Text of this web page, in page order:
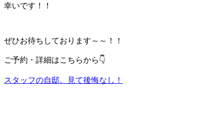
幸いです！！
ぜひお待ちしております～～！！
ご予約・詳細はこちらから👇
スタッフの自邸。見て後悔なし！